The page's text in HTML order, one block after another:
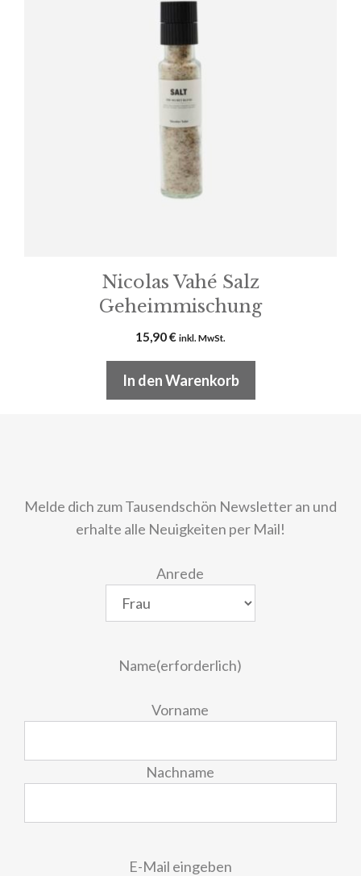
Nicolas Vahé Salz
Geheimmischung
15,90€ inkl. MwSt.
In den Warenkorb
Melde dich zum Tausendschön Newsletter an und
erhalte alle Neuigkeiten per Mail!
Anrede
Name(erforderlich)
Vorname
Nachname
E-Mail eingeben